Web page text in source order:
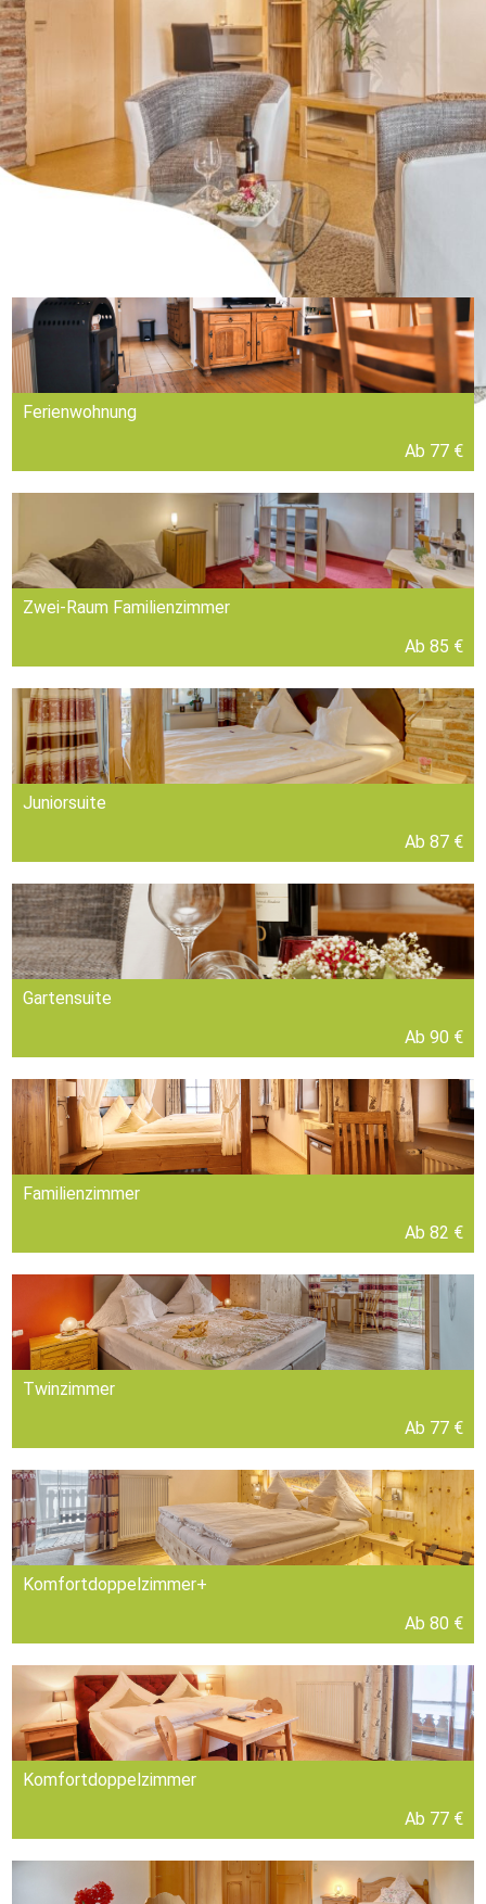
Ferienwohnung
Ab 77 €
Zwei-Raum Familienzimmer
Ab 85 €
Juniorsuite
Ab 87 €
Gartensuite
Ab 90 €
Familienzimmer
Ab 82 €
Twinzimmer
Ab 77 €
Komfortdoppelzimmer+
Ab 80 €
Komfortdoppelzimmer
Ab 77 €